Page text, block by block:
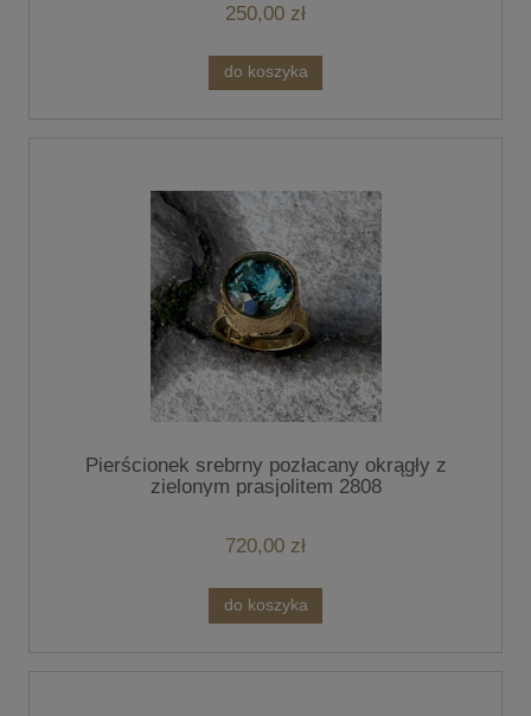
250,00 zł
do koszyka
Pierścionek srebrny pozłacany okrągły z
zielonym prasjolitem 2808
720,00 zł
do koszyka